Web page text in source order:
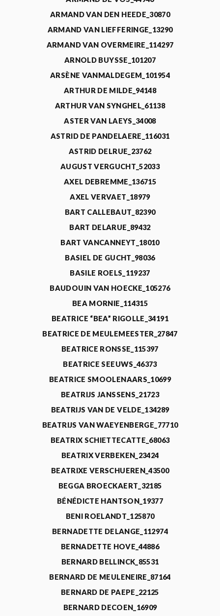
ARMAND VAN DEN HEEDE_30870
ARMAND VAN LIEFFERINGE_13290
ARMAND VAN OVERMEIRE_114297
ARNOLD BUYSSE_101207
ARSÈNE VANMALDEGEM_101954
ARTHUR DE MILDE_94148
ARTHUR VAN SYNGHEL_61138
ASTER VAN LAEYS_34008
ASTRID DE PANDELAERE_116031
ASTRID DELRUE_23762
AUGUST VERGUCHT_52033
AXEL DEBREMME_136715
AXEL VERVAET_18979
BART CALLEBAUT_82390
BART DELARUE_89432
BART VANCANNEYT_18010
BASIEL DE GUCHT_98036
BASILE ROELS_119237
BAUDOUIN VAN HOECKE_105276
BEA MORNIE_114315
BEATRICE “BEA” RIGOLLE_34191
BEATRICE DE MEULEMEESTER_27847
BEATRICE RONSSE_115397
BEATRICE SEEUWS_46373
BEATRICE SMOOLENAARS_10699
BEATRIJS JANSSENS_21723
BEATRIJS VAN DE VELDE_134289
BEATRIJS VAN WAEYENBERGE_77710
BEATRIX SCHIETTECATTE_68063
BEATRIX VERBEKEN_23424
BEATRIXE VERSCHUEREN_43500
BEGGA BROECKAERT_32185
BÉNÉDICTE HANTSON_19377
BENI ROELANDT_125870
BERNADETTE DELANGE_112974
BERNADETTE HOVE_44886
BERNARD BELLINCK_85531
BERNARD DE MEULENEIRE_87164
BERNARD DE PAEPE_22125
BERNARD DECOEN_16909